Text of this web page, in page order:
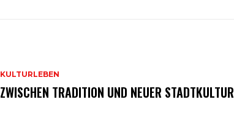
KULTURLEBEN
ZWISCHEN TRADITION UND NEUER STADTKULTUR